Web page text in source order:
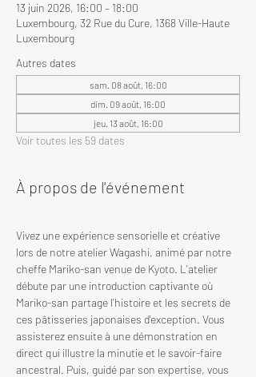
13 juin 2026, 16:00 – 18:00
Luxembourg, 32 Rue du Cure, 1368 Ville-Haute
Luxembourg
Autres dates
sam. 08 août, 16:00
dim. 09 août, 16:00
jeu. 13 août, 16:00
Voir toutes les 59 dates
À propos de l'événement
Vivez une expérience sensorielle et créative
lors de notre atelier Wagashi, animé par notre
cheffe Mariko-san venue de Kyoto. L'atelier
débute par une introduction captivante où
Mariko-san partage l'histoire et les secrets de
ces pâtisseries japonaises d'exception. Vous
assisterez ensuite à une démonstration en
direct qui illustre la minutie et le savoir-faire
ancestral. Puis, guidé par son expertise, vous